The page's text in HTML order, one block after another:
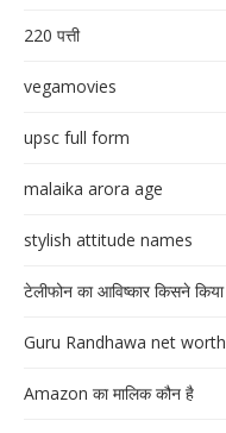
220 पत्ती
vegamovies
upsc full form
malaika arora age
stylish attitude names
टेलीफोन का आविष्कार किसने किया
Guru Randhawa net worth
Amazon का मालिक कौन है